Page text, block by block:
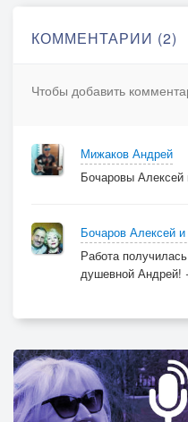
КОММЕНТАРИИ (2)
Чтобы добавить
Мижаков Андрей
Бочаровы
Бочаров Алексей
Работа
душевной Андрей!